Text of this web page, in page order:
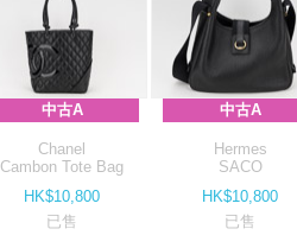
中古A
Chanel
Cambon Tote Bag
HK$10,800
已售
中古A
Hermes
SACO
HK$10,800
已售